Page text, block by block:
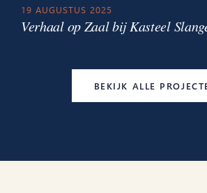
19 AUGUSTUS 2025
Verhaal op Zaal bij Kasteel
BEKIJK ALLE